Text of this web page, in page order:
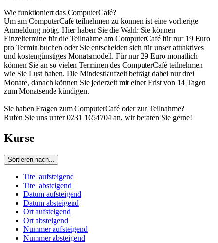
Wie funktioniert das ComputerCafé?
Um am ComputerCafé teilnehmen zu können ist eine vorherige
Anmeldung nötig. Hier haben Sie die Wahl: Sie können
Einzeltermine für die Teilnahme am ComputerCafé für nur 19 Euro
pro Termin buchen oder Sie entscheiden sich für unser attraktives
und kostengünstiges Monatsmodell. Für nur 29 Euro monatlich
können Sie an so vielen Terminen des ComputerCafé teilnehmen
wie Sie Lust haben. Die Mindestlaufzeit beträgt dabei nur drei
Monate, danach können Sie jederzeit mit einer Frist von 14 Tagen
zum Monatsende kündigen.
Sie haben Fragen zum ComputerCafé oder zur Teilnahme?
Rufen Sie uns unter 0231 1654704 an, wir beraten Sie gerne!
Kurse
Sortieren nach...
Titel aufsteigend
Titel absteigend
Datum aufsteigend
Datum absteigend
Ort aufsteigend
Ort absteigend
Nummer aufsteigend
Nummer absteigend